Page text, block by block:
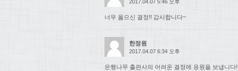
2017.04.07 5:46 오후
너무 옳으신 결정!! 감사합니다~
한정원
2017.04.07 6:34 오후
은행나무 출판사의 어려운 결정에 응원을 보냅니다!